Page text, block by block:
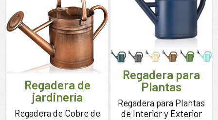
Regadera para
Plantas
Regadera para Plantas
de Interior y Exterior
Regadera de
jardinería
Regadera de Cobre de